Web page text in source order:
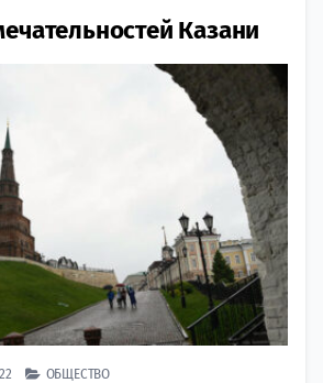
Казани
ОБЩЕСТВО